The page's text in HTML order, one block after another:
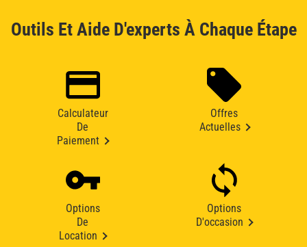
Outils Et Aide D'experts À Chaque Étape
Calculateur
De
Paiement
Offres
Actuelles
Options
De
Location
Options
D'occasion